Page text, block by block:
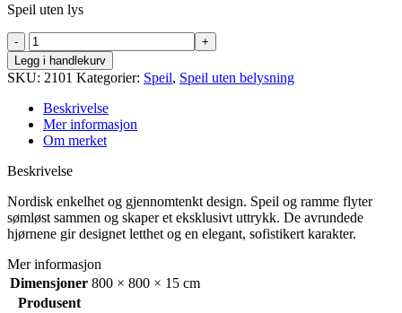
Speil uten lys
Refine
speil
800x800
mm
brun
messing
antall
Legg i handlekurv
SKU: 2101 Kategorier: Speil, Speil uten belysning
Beskrivelse
Mer informasjon
Om merket
Beskrivelse
Nordisk enkelhet og gjennomtenkt design. Speil og ramme flyter
sømløst sammen og skaper et eksklusivt uttrykk. De avrundede
hjørnene gir designet letthet og en elegant, sofistikert karakter.
Mer informasjon
Dimensjoner 800 × 800 × 15 cm
Produsent